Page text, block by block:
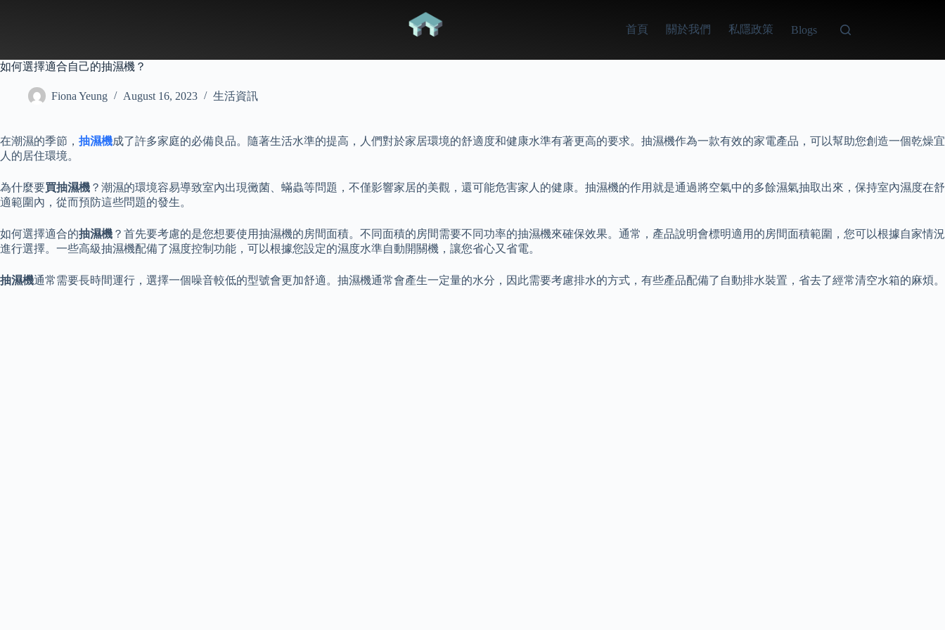
首頁 關於我們 私隱政策 Blogs
如何選擇適合自己的抽濕機？
Fiona Yeung August 16, 2023 生活資訊
在潮濕的季節， 抽濕機成了許多家庭的必備良品。隨著生活水準的提高，人們對於家居環境的舒適度和健康水準有著更高的要求。抽濕機作為一款有效的家電產品，可以幫助您創造一個乾燥宜
人的居住環境。
為什麼要買抽濕機 ？潮濕的環境容易導致室內出現黴菌、蟎蟲等問題，不僅影響家居的美觀，還可能危害家人的健康。抽濕機的作用就是通過將空氣中的多餘濕氣抽取出來，保持室內濕度在舒
適範圍內，從而預防這些問題的發生。
如何選擇適合的抽濕機 ？首先要考慮的是您想要使用抽濕機的房間面積。不同面積的房間需要不同功率的抽濕機來確保效果。通常，產品說明會標明適用的房間面積範圍，您可以根據自家情況
進行選擇。一些高級抽濕機配備了濕度控制功能，可以根據您設定的濕度水準自動開關機，讓您省心又省電。
抽濕機通常需要長時間運行，選擇一個噪音較低的型號會更加舒適。抽濕機通常會產生一定量的水分，因此需要考慮排水的方式，有些產品配備了自動排水裝置，省去了經常清空水箱的麻煩。